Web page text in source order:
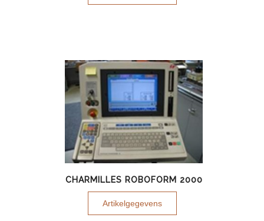
CHARMILLES ROBOFORM 2000
Artikelgegevens